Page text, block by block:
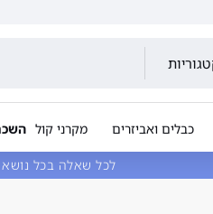
כבלים ואביזרים מקרני קול
לכל שאלה בכל נושא